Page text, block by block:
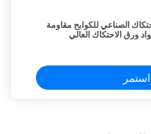
الصناعي للكوابح مقاومة
ورق الاحتكاك العالي
استمر